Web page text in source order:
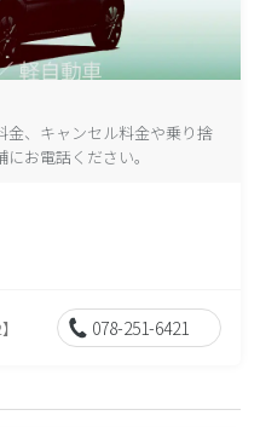
、キャンセル料金や乗り捨
お電話ください。
078-251-6421